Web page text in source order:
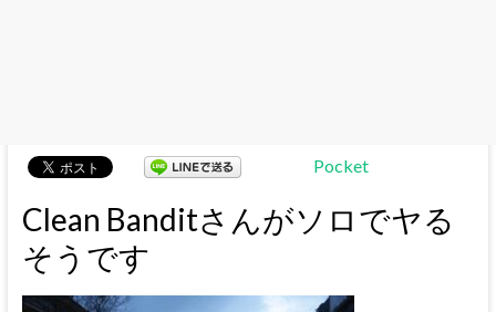
Pocket
Clean Banditさんがソロでヤる
そうです